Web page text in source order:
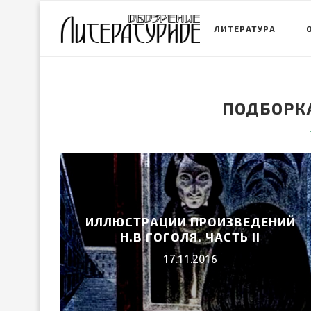
ЛИТЕРАТУРА
ИЛЛЮСТРАЦИИ ПРОИЗВЕДЕНИЙ
Н.В ГОГОЛЯ. ЧАСТЬ II
17.11.2016